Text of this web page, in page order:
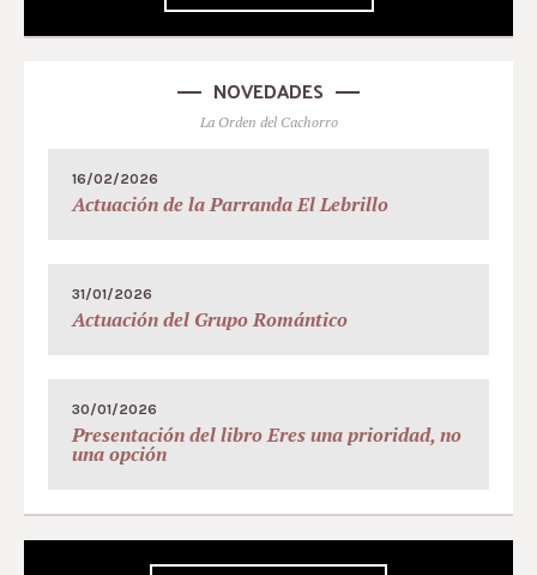
NOVEDADES
La Orden del Cachorro
16/02/2026
Actuación de la Parranda El Lebrillo
31/01/2026
Actuación del Grupo Romántico
30/01/2026
Presentación del libro Eres una prioridad, no
una opción